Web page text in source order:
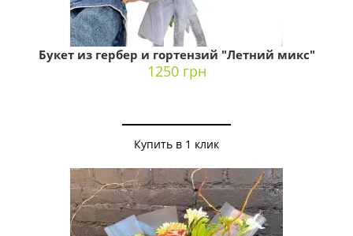
Букет из гербер и гортензий "Летний микс"
1250 грн
Купить в 1 клик